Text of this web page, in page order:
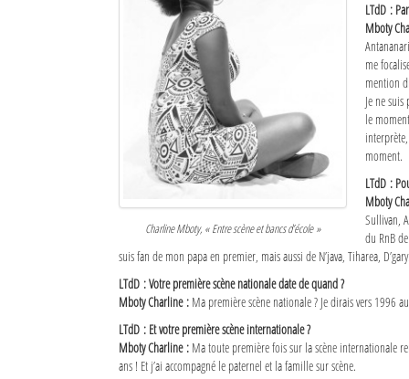
Charline Mboty, « Entre scène et bancs d’école »
LTdD :
Mboty
me
mention
Je ne
le
moment.
LTdD :
Mboty
Sullivan,
du RnB
suis fan de mon papa en premier, mais aussi de N’java, Tiharea,
LTdD : Votre première scène nationale date de quand ?
Mboty Charline : Ma première scène nationale ? Je dirais vers 1996
LTdD : Et votre première scène internationale ?
Mboty Charline : Ma toute première fois sur la scène internationale
ans ! Et j’ai accompagné le paternel et la famille sur scène.